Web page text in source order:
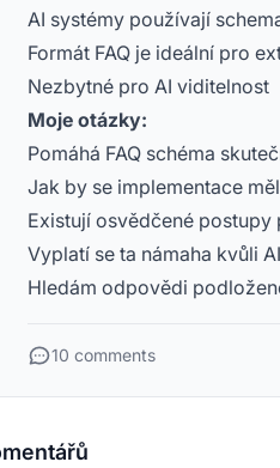
AI systémy používají
Formát FAQ je ideální pro
Nezbytné pro AI viditelnost
Moje otázky:
Pomáhá FAQ schéma
Jak by se implementace
Existují osvědčené
Vyplatí se ta námaha kvůli
Hledám odpovědi
10 comments